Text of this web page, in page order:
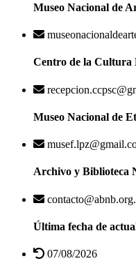
Museo Nacional de
Centro de la Cultura
Museo Nacional de
Archivo y Biblioteca
Última fecha de
07/08/2026